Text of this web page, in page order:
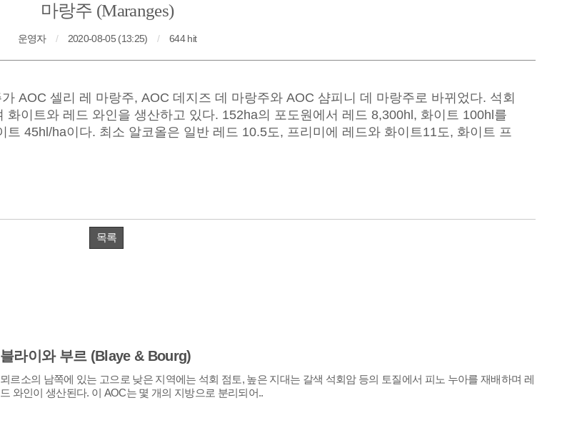
마랑주 (Maranges)
운영자 / 2020-08-05 (13:25) / 644 hit
목록
블라이와 부르 (Blaye & Bourg)
드 와인이 생산된다. 이 AOC는 몇 개의 지방으로 분리되어..